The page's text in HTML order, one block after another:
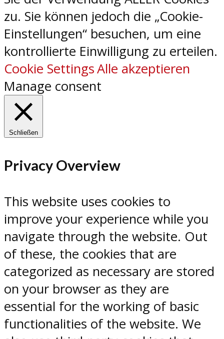
zu. Sie können jedoch die „Cookie-
Einstellungen“ besuchen, um eine
kontrollierte Einwilligung zu erteilen.
Cookie SettingsAlle akzeptieren
Manage consent
Schließen
Privacy Overview
This website uses cookies to
improve your experience while you
navigate through the website. Out
of these, the cookies that are
categorized as necessary are stored
on your browser as they are
essential for the working of basic
functionalities of the website. We